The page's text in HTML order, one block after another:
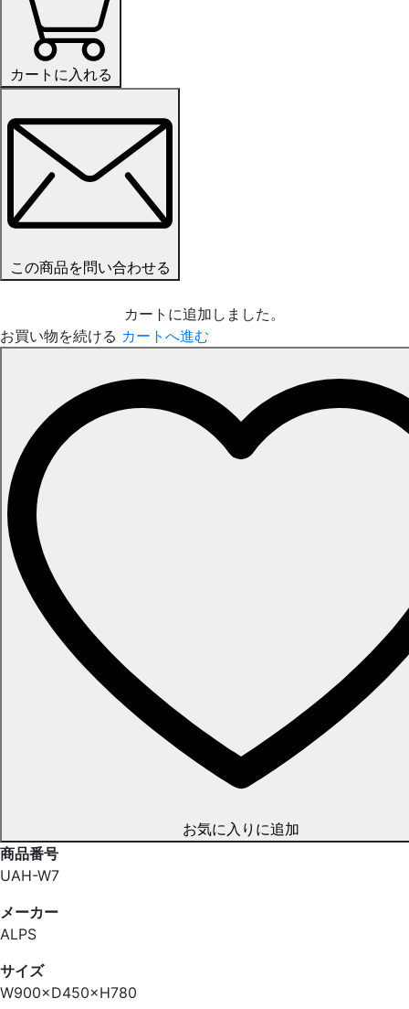
カートに入れる
この商品を問い合わせる
カートに追加しました。
お買い物を続ける カートへ進む
お気に入りに追加
商品番号
UAH-W7
メーカー
ALPS
サイズ
W900×D450×H780